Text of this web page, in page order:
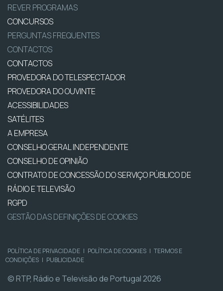
REVER PROGRAMAS
CONCURSOS
PERGUNTAS FREQUENTES
CONTACTOS
CONTACTOS
PROVEDORA DO TELESPECTADOR
PROVEDORA DO OUVINTE
ACESSIBILIDADES
SATÉLITES
A EMPRESA
CONSELHO GERAL INDEPENDENTE
CONSELHO DE OPINIÃO
CONTRATO DE CONCESSÃO DO SERVIÇO PÚBLICO DE
RÁDIO E TELEVISÃO
RGPD
GESTÃO DAS DEFINIÇÕES DE COOKIES
POLÍTICA DE PRIVACIDADE | POLÍTICA DE COOKIES | TERMOS E
CONDIÇÕES | PUBLICIDADE
© RTP, Rádio e Televisão de Portugal 2026